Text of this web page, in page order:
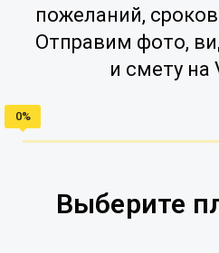
пожеланий,
Отправим фото,
и смету на
Выберите